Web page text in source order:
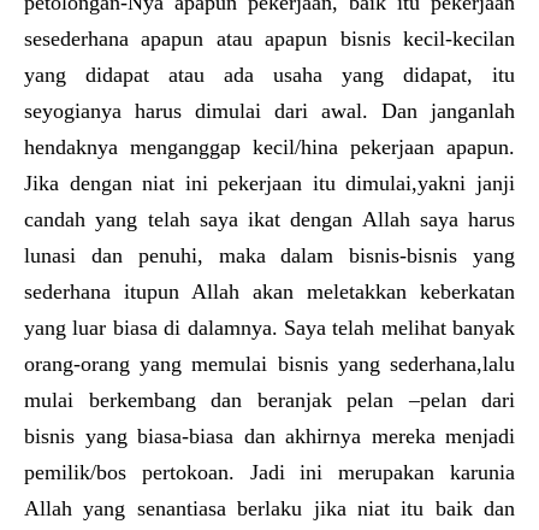
sesederhana apapun atau apapun bisnis kecil-kecilan
yang didapat atau ada usaha yang didapat, itu
seyogianya harus dimulai dari awal. Dan janganlah
hendaknya menganggap kecil/hina pekerjaan apapun.
Jika dengan niat ini pekerjaan itu dimulai,yakni janji
candah yang telah saya ikat dengan Allah saya harus
lunasi dan penuhi, maka dalam bisnis-bisnis yang
sederhana itupun Allah akan meletakkan keberkatan
yang luar biasa di dalamnya. Saya telah melihat banyak
orang-orang yang memulai bisnis yang sederhana,lalu
mulai berkembang dan beranjak pelan –pelan dari
bisnis yang biasa-biasa dan akhirnya mereka menjadi
pemilik/bos pertokoan. Jadi ini merupakan karunia
Allah yang senantiasa berlaku jika niat itu baik dan